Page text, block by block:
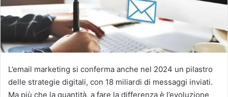
L’email marketing si conferma anche nel 2024 un pilastro
delle strategie digitali, con 18 miliardi di messaggi inviati.
Ma più che la quantità, a fare la differenza è l’evoluzione